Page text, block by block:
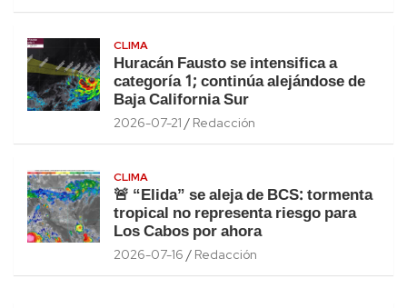
CLIMA
Huracán Fausto se intensifica a
categoría 1; continúa alejándose de
Baja California Sur
2026-07-21 Redacción
CLIMA
🚨 “Elida” se aleja de BCS: tormenta
tropical no representa riesgo para
Los Cabos por ahora
2026-07-16 Redacción